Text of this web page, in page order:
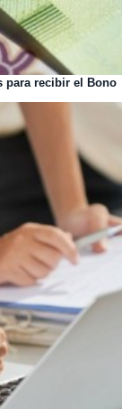
para recibir el Bono